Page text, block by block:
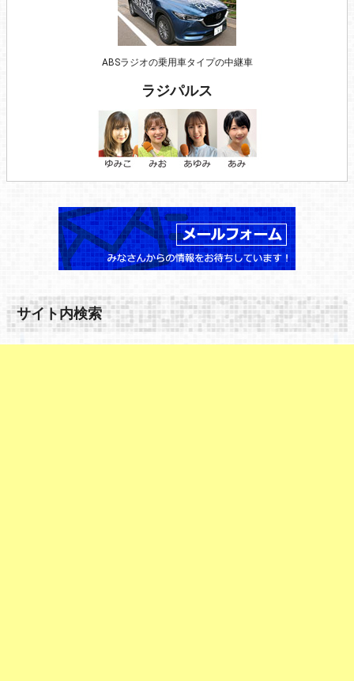
ABSラジオの乗用車タイプの中継車
ラジパルス
サイト内検索